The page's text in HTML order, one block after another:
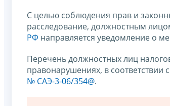
С целью соблюдения прав и
расследование, должностным
РФ направляется уведомление о
Перечень должностных лиц
правонарушениях, в соответствии
№ САЭ-3-06/354@.